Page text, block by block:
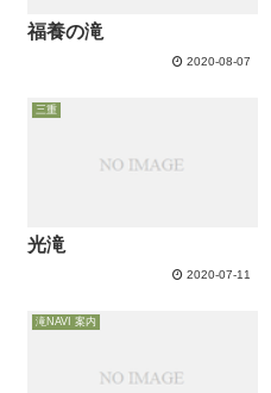
福養の滝
2020-08-07
三重
光滝
2020-07-11
滝NAVI 案内